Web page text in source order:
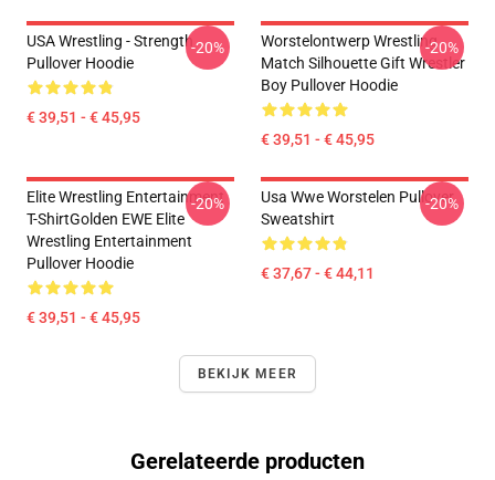
USA Wrestling - Strength
Pullover Hoodie
€ 39,51 - € 45,95
-20%
Worstelontwerp Wrestling
Match Silhouette Gift Wrestler
Boy Pullover Hoodie
€ 39,51 - € 45,95
-20%
Elite Wrestling Entertainment
T-ShirtGolden EWE Elite
Wrestling Entertainment
Pullover Hoodie
€ 39,51 - € 45,95
-20%
Usa Wwe Worstelen Pullover
Sweatshirt
€ 37,67 - € 44,11
-20%
BEKIJK MEER
Gerelateerde producten